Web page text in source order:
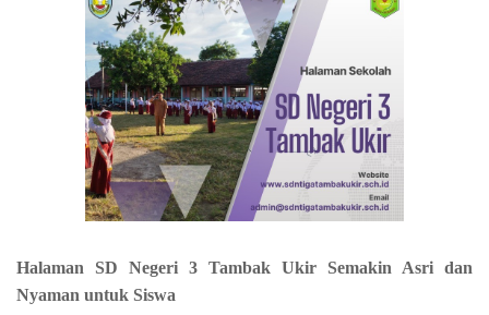
Halaman SD Negeri 3 Tambak Ukir Semakin Asri dan
Nyaman untuk Siswa